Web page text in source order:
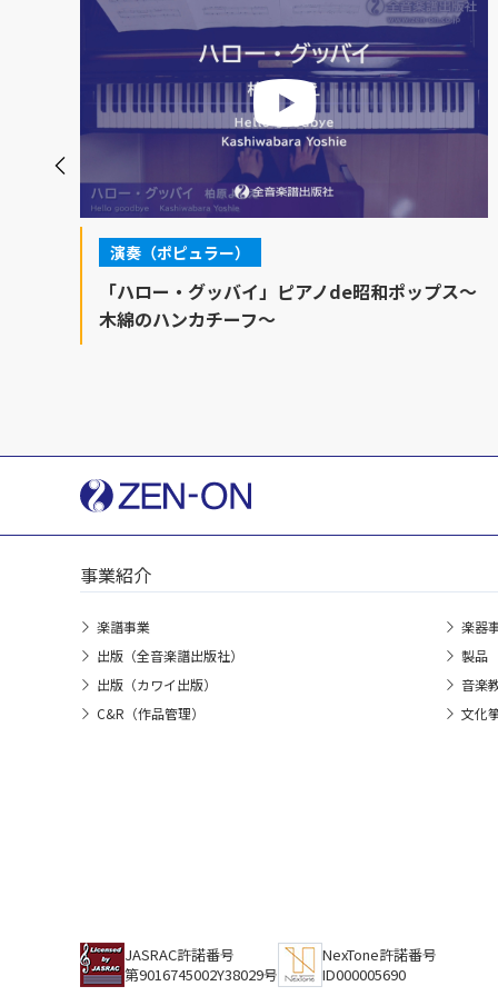
演奏（ポピュラー）
「ハロー・グッバイ」ピアノde昭和ポップス～
木綿のハンカチーフ～
事業紹介
楽譜事業
出版（全音楽譜出版社）
出版（カワイ出版）
C&R（作品管理）
楽器
製品
音楽
文化
JASRAC許諾番号
第9016745002Y38029号
NexTone許諾番号
ID000005690